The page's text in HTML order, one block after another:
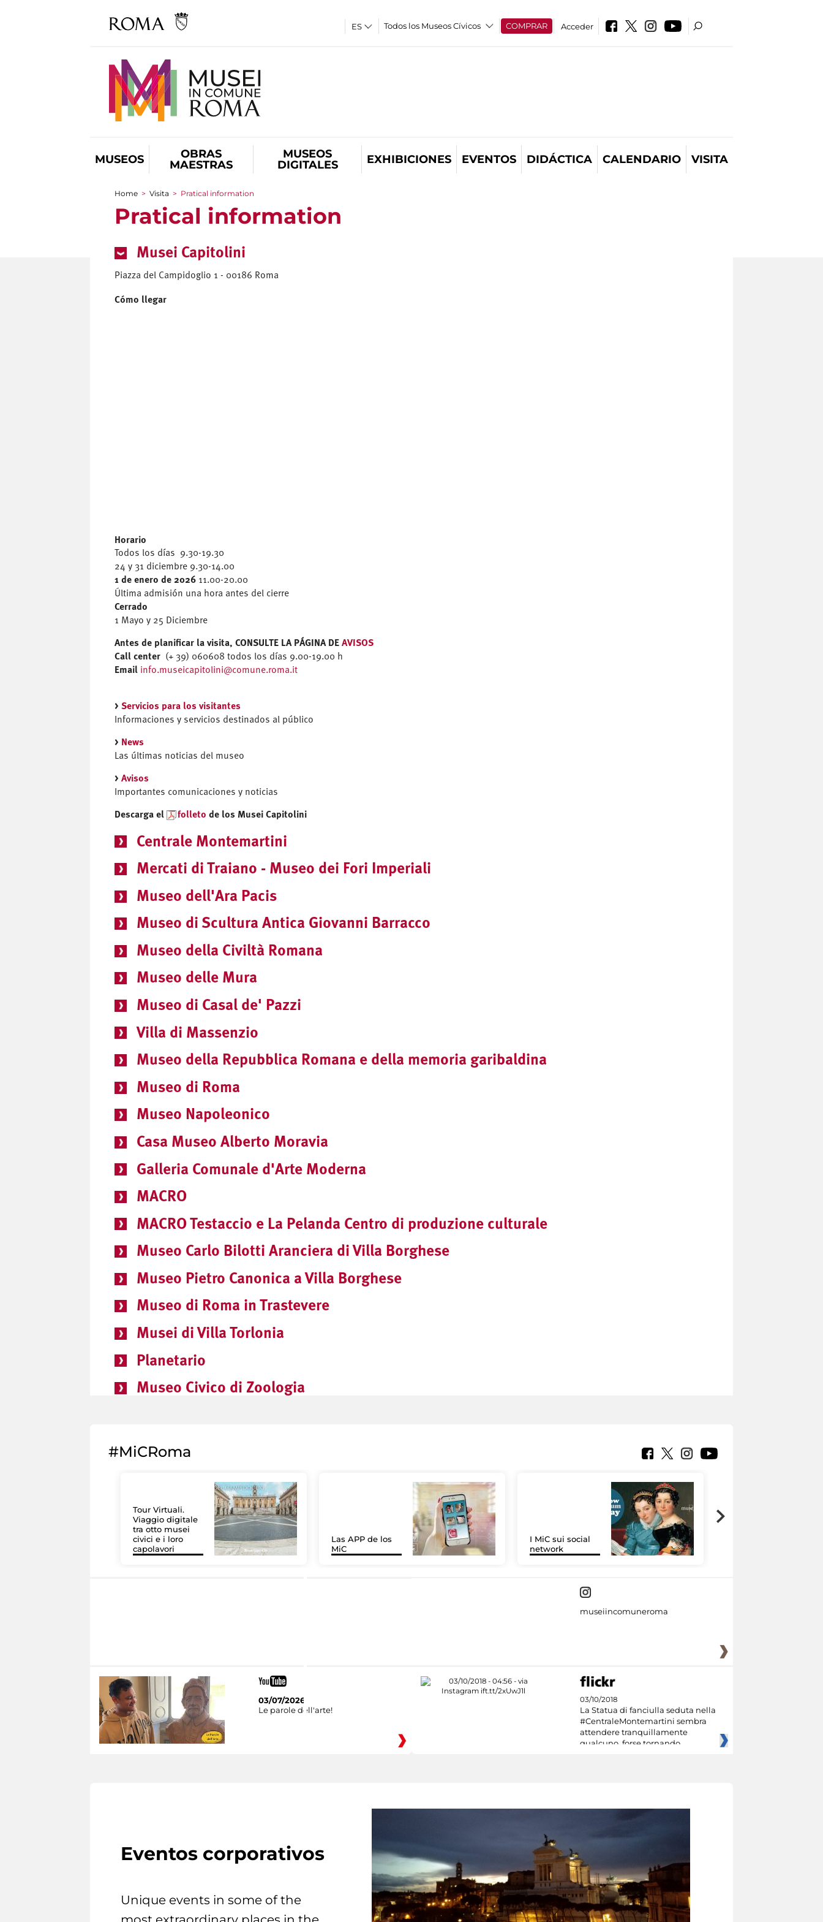
Todos los Museos Cívicos COMPRAR Acceder
MUSEOS
OBRAS
MAESTRAS
MUSEOS
DIGITALES
EXHIBICIONES EVENTOS DIDÁCTICA CALENDARIO VISITA
You are here
Home > Visita > Pratical information
Pratical information
Musei Capitolini
Piazza del Campidoglio 1 - 00186 Roma
Cómo llegar
Horario
Todos los días 9.30-19.30
24 y 31 diciembre 9.30-14.00
1 de enero de 2026 11.00-20.00
Última admisión una hora antes del cierre
Cerrado
1 Mayo y 25 Diciembre
Antes de planificar la visita, CONSULTE LA PÁGINA DE AVISOS
Call center (+ 39) 060608 todos los días 9.00-19.00 h
Email info.museicapitolini@comune.roma.it
> Servicios para los visitantes
Informaciones y servicios destinados al público
> News
Las últimas noticias del museo
> Avisos
Importantes comunicaciones y noticias
Descarga el folleto de los Musei Capitolini
Centrale Montemartini
Mercati di Traiano - Museo dei Fori Imperiali
Museo dell'Ara Pacis
Museo di Scultura Antica Giovanni Barracco
Museo della Civiltà Romana
Museo delle Mura
Museo di Casal de' Pazzi
Villa di Massenzio
Museo della Repubblica Romana e della memoria garibaldina
Museo di Roma
Museo Napoleonico
Casa Museo Alberto Moravia
Galleria Comunale d'Arte Moderna
MACRO
MACRO Testaccio e La Pelanda Centro di produzione culturale
Museo Carlo Bilotti Aranciera di Villa Borghese
Museo Pietro Canonica a Villa Borghese
Museo di Roma in Trastevere
Musei di Villa Torlonia
Planetario
Museo Civico di Zoologia
#MiCRoma
Tour Virtuali.
Viaggio digitale
tra otto musei
civici e i loro
capolavori
Las APP de los
MiC
I MiC sui social
network
museiincomuneroma
03/07/2026
Le parole dell'arte!
03/10/2018
La Statua di fanciulla seduta nella
#CentraleMontemartini sembra
attendere tranquillamente
qualcuno, forse tornando
Eventos corporativos
Unique events in some of the